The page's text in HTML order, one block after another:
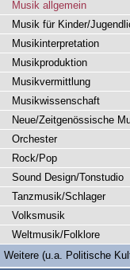
Musik allgemein
Musik für Kinder/
Musikinterpretation
Musikproduktion
Musikvermittlung
Musikwissenschaft
Neue/Zeitgenössische
Orchester
Rock/Pop
Sound Design/Tonstudio
Tanzmusik/Schlager
Volksmusik
Weltmusik/Folklore
Weitere (u.a. Politische